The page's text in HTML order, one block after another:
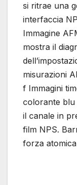
si ritrae una
interfaccia
Immagine
mostra il
misurazioni
f Immagini
colorante blu
il canale in
film NPS.
forza